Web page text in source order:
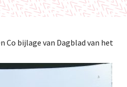
Co bijlage van Dagblad van het